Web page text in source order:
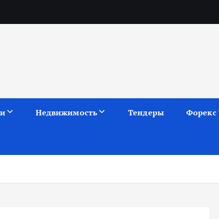
Недвижимость Тендеры Форекс